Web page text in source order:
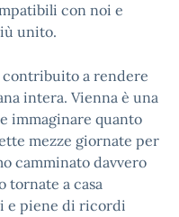
con noi e
unito.
a rendere
intera. Vienna è una
immaginare quanto
mezze giornate per
camminato davvero
tornate a casa
e piene di ricordi